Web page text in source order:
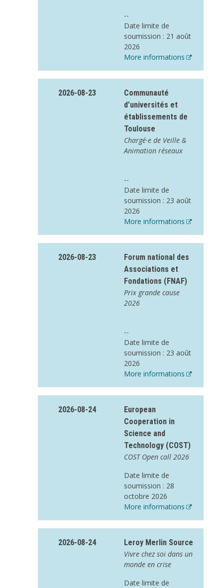
--
Date limite de
soumission : 21 août
2026
More informations
2026-08-23
Communauté
d’universités et
établissements de
Toulouse
Chargé·e de Veille &
Animation réseaux
--
Date limite de
soumission : 23 août
2026
More informations
2026-08-23
Forum national des
Associations et
Fondations (FNAF)
Prix grande cause
2026
--
Date limite de
soumission : 23 août
2026
More informations
2026-08-24
European
Cooperation in
Science and
Technology (COST)
COST Open call 2026
Date limite de
soumission : 28
octobre 2026
More informations
2026-08-24
Leroy Merlin Source
Vivre chez soi dans un
monde en crise
Date limite de